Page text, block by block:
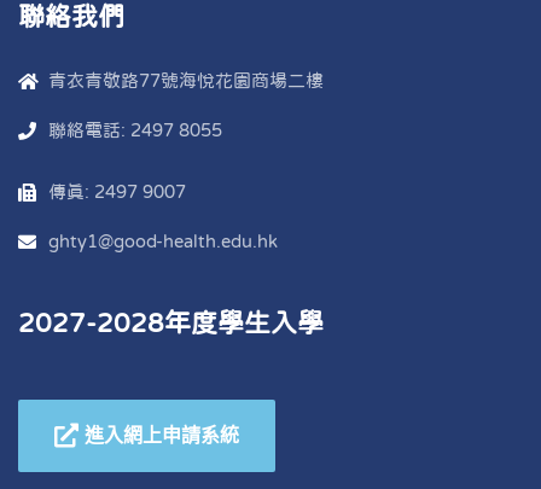
聯絡我們
青衣青敬路77號海悅花園商場二樓
聯絡電話: 2497 8055
傳真: 2497 9007
ghty1@good-health.edu.hk
2027-2028年度學生入學
進入網上申請系統